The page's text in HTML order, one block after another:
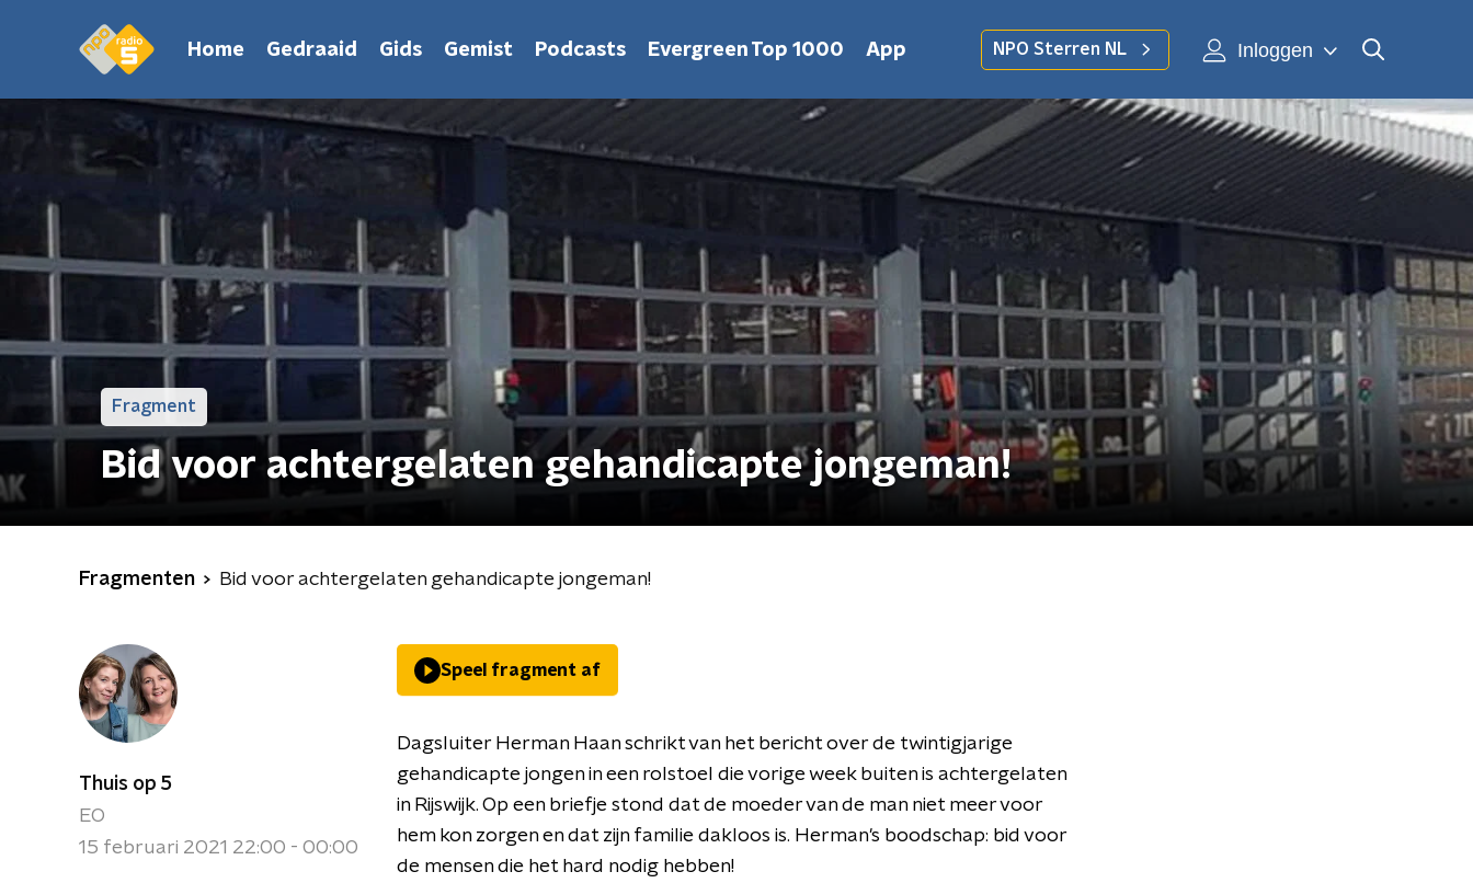
Home Gedraaid Gids Gemist Podcasts Evergreen Top 1000 App NPO Sterren NL Inloggen
Fragment
Bid voor achtergelaten gehandicapte jongeman!
Fragmenten Bid voor achtergelaten gehandicapte jongeman!
Thuis op 5
EO
15 februari 2021 22:00 - 00:00
Speel fragment af
Dagsluiter Herman Haan schrikt van het bericht over de twintigjarige
gehandicapte jongen in een rolstoel die vorige week buiten is achtergelaten
in Rijswijk. Op een briefje stond dat de moeder van de man niet meer voor
hem kon zorgen en dat zijn familie dakloos is. Herman's boodschap: bid voor
de mensen die het hard nodig hebben!